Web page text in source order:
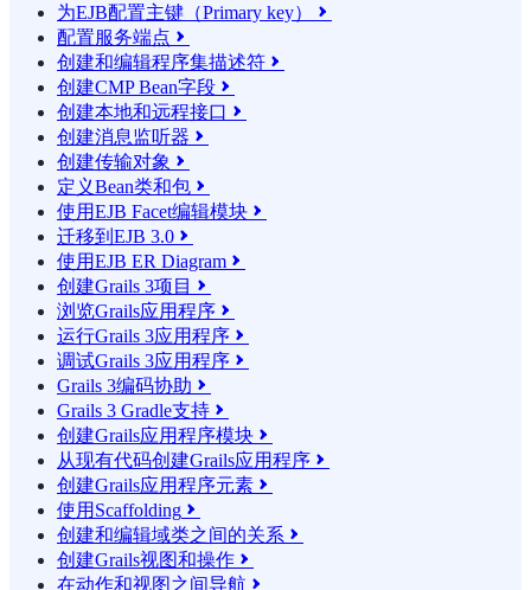
为EJB配置主键（Primary key） 
配置服务端点 
创建和编辑程序集描述符 
创建CMP Bean字段 
创建本地和远程接口 
创建消息监听器 
创建传输对象 
定义Bean类和包 
使用EJB Facet编辑模块 
迁移到EJB 3.0 
使用EJB ER Diagram 
创建Grails 3项目 
浏览Grails应用程序 
运行Grails 3应用程序 
调试Grails 3应用程序 
Grails 3编码协助 
Grails 3 Gradle支持 
创建Grails应用程序模块 
从现有代码创建Grails应用程序 
创建Grails应用程序元素 
使用Scaffolding 
创建和编辑域类之间的关系 
创建Grails视图和操作 
在动作和视图之间导航 